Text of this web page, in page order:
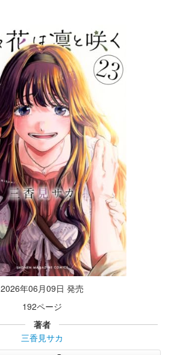
2026年06月09日 発売
192ページ
著者
三香見サカ